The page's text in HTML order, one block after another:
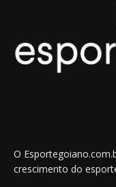
O
crescimento do